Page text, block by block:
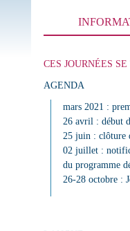
CES JOURNÉES
AGENDA
mars 2021 :
26 avril : début
25 juin : clôture
02 juillet :
du programme
26-28 octobre :